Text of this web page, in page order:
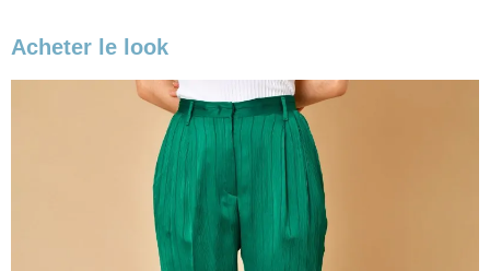
Acheter le look